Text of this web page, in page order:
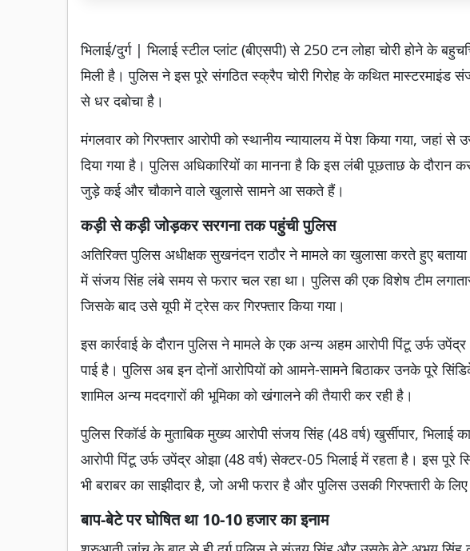
भिलाई/दुर्ग | भिलाई स्टील प्लांट (बीएसपी) से 250 टन लोहा चोरी होने के
मिली है। पुलिस ने इस पूरे संगठित स्क्रैप चोरी गिरोह के कथित मास्टरमाइंड
से धर दबोचा है।
मंगलवार को गिरफ्तार आरोपी को स्थानीय न्यायालय में पेश किया गया, जहां से
दिया गया है। पुलिस अधिकारियों का मानना है कि इस लंबी पूछताछ के
जुड़े कई और चौकाने वाले खुलासे सामने आ सकते हैं।
कड़ी से कड़ी जोड़कर सरगना तक पहुंची पुलिस
अतिरिक्त पुलिस अधीक्षक सुखनंदन राठौर ने मामले का खुलासा करते हुए बताया
में संजय सिंह लंबे समय से फरार चल रहा था। पुलिस की एक विशेष टीम
जिसके बाद उसे यूपी में ट्रेस कर गिरफ्तार किया गया।
इस कार्रवाई के दौरान पुलिस ने मामले के एक अन्य अहम आरोपी पिंटू उर्फ
पाई है। पुलिस अब इन दोनों आरोपियों को आमने-सामने बिठाकर उनके पूरे
शामिल अन्य मददगारों की भूमिका को खंगालने की तैयारी कर रही है।
पुलिस रिकॉर्ड के मुताबिक मुख्य आरोपी संजय सिंह (48 वर्ष) खुर्सीपार, भिलाई
आरोपी पिंटू उर्फ उपेंद्र ओझा (48 वर्ष) सेक्टर-05 भिलाई में रहता है। इस
भी बराबर का साझीदार है, जो अभी फरार है और पुलिस उसकी गिरफ्तारी के
बाप-बेटे पर घोषित था 10-10 हजार का इनाम